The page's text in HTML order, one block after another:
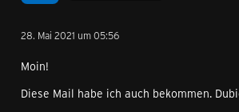
28. Mai 2021 um 05:56
Moin!
Diese Mail habe ich auch bekommen.